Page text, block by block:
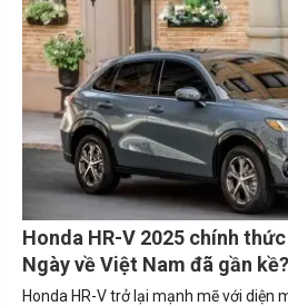
Honda HR-V 2025 chính
Ngày về Việt Nam đã gần kề?
Honda HR-V trở lại mạnh mẽ với diện